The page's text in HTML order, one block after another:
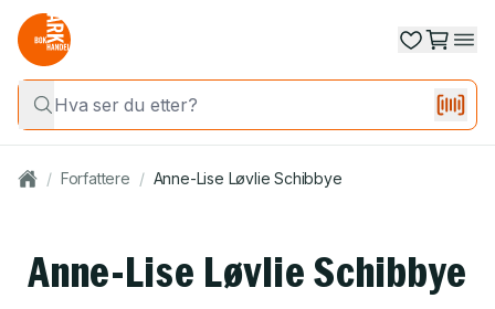
/ Forfattere / Anne-Lise Løvlie Schibbye
Anne-Lise Løvlie Schibbye